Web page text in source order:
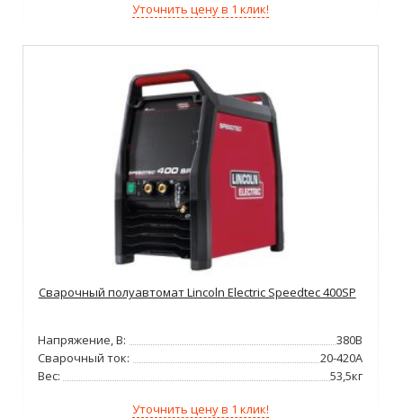
Уточнить цену в 1 клик!
Сварочный полуавтомат Lincoln Electric Speedtec 400SP
Напряжение, В:
380В
Сварочный ток:
20-420А
Вес:
53,5кг
Уточнить цену в 1 клик!